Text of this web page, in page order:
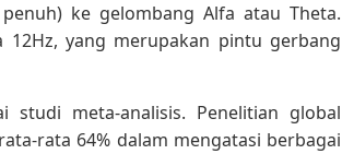
ke gelombang Alfa atau Theta.
yang merupakan pintu gerbang
meta-analisis. Penelitian global
rata 64% dalam mengatasi berbagai